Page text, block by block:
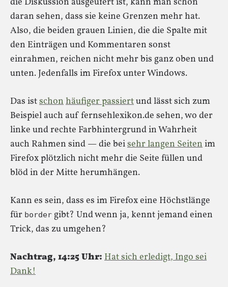
daran sehen, dass sie keine Grenzen mehr hat.
Also, die beiden grauen Linien, die die Spalte mit
den Einträgen und Kommentaren sonst
einrahmen, reichen nicht mehr bis ganz oben und
unten. Jedenfalls im Firefox unter Windows.
Das istschonhäufigerpassiertund lässt sich zum
Beispiel auch auf fernsehlexikon.de sehen, wo der
linke und rechte Farbhintergrund in Wahrheit
auch Rahmen sind — die beisehr langen Seitenim
Firefox plötzlich nicht mehr die Seite füllen und
blöd in der Mitte herumhängen.
Kann es sein, dass es im Firefox eine Höchstlänge
für border gibt? Und wenn ja, kennt jemand einen
Trick, das zu umgehen?
Nachtrag, 14:25 Uhr: Hat sich erledigt, Ingo sei
Dank!